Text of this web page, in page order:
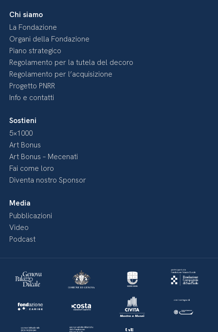
Chi siamo
La Fondazione
Organi della Fondazione
Piano strategico
Regolamento per la tutela del decoro
Regolamento per l’acquisizione
Progetto PNRR
Info e contatti
Sostieni
5×1000
Art Bonus
Art Bonus – Mecenati
Fai come loro
Diventa nostro Sponsor
Media
Pubblicazioni
Video
Podcast